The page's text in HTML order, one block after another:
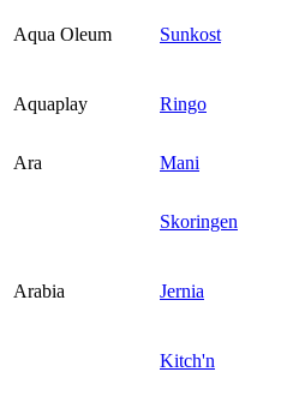
Aqua Oleum Sunkost
Aquaplay Ringo
Ara
Mani
Skoringen
Arabia Jernia
Kitch'n